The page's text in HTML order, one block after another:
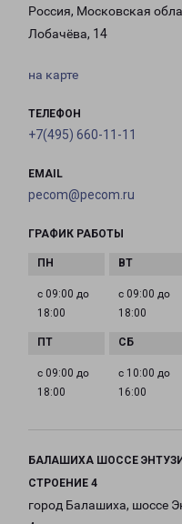
Россия, Московская
Лобачёва, 14
на карте
ТЕЛЕФОН
+7(495) 660-11-11
EMAIL
pecom@pecom.ru
ГРАФИК РАБОТЫ
с 09:00 до
18:00
с 09:00 до
18:00
с 09:00 до
18:00
с 10:00 до
16:00
БАЛАШИХА ШОССЕ
СТРОЕНИЕ 4
город Балашиха, шоссе